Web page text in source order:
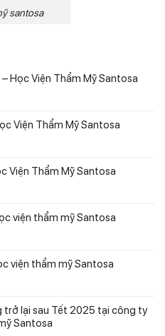
santosa
Học Viện Thẩm Mỹ Santosa
Viện Thẩm Mỹ Santosa
Viện Thẩm Mỹ Santosa
viện thẩm mỹ Santosa
viện thẩm mỹ Santosa
lại sau Tết 2025 tại công ty
Santosa